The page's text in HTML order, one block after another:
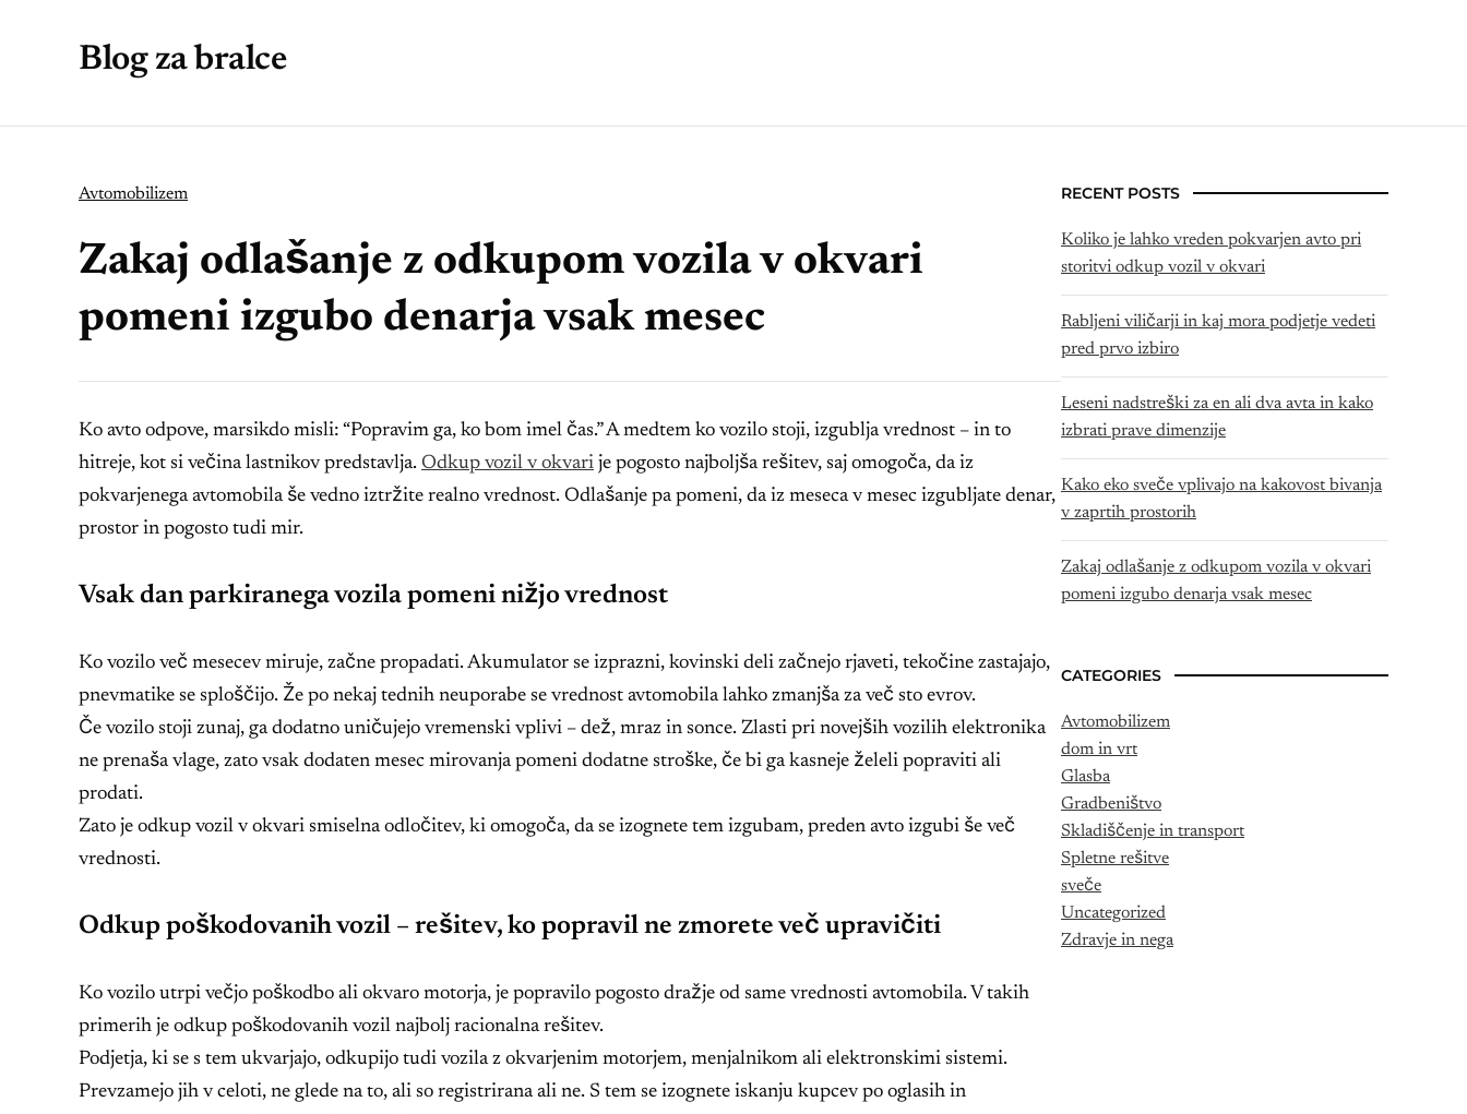
Blog za bralce
Avtomobilizem
Zakaj odlašanje z odkupom vozila v okvari
pomeni izgubo denarja vsak mesec
Ko avto odpove, marsikdo misli: “Popravim ga, ko bom imel čas.” A medtem ko vozilo stoji, izgublja vrednost – in to
hitreje, kot si večina lastnikov predstavlja. Odkup vozil v okvari je pogosto najboljša rešitev, saj omogoča, da iz
pokvarjenega avtomobila še vedno iztržite realno vrednost. Odlašanje pa pomeni, da iz meseca v mesec izgubljate denar,
prostor in pogosto tudi mir.
Vsak dan parkiranega vozila pomeni nižjo vrednost
Ko vozilo več mesecev miruje, začne propadati. Akumulator se izprazni, kovinski deli začnejo rjaveti, tekočine zastajajo,
pnevmatike se sploščijo. Že po nekaj tednih neuporabe se vrednost avtomobila lahko zmanjša za več sto evrov.
Če vozilo stoji zunaj, ga dodatno uničujejo vremenski vplivi – dež, mraz in sonce. Zlasti pri novejših vozilih elektronika
ne prenaša vlage, zato vsak dodaten mesec mirovanja pomeni dodatne stroške, če bi ga kasneje želeli popraviti ali
prodati.
Zato je odkup vozil v okvari smiselna odločitev, ki omogoča, da se izognete tem izgubam, preden avto izgubi še več
vrednosti.
Odkup poškodovanih vozil – rešitev, ko popravil ne zmorete več upravičiti
Ko vozilo utrpi večjo poškodbo ali okvaro motorja, je popravilo pogosto dražje od same vrednosti avtomobila. V takih
primerih je odkup poškodovanih vozil najbolj racionalna rešitev.
Podjetja, ki se s tem ukvarjajo, odkupijo tudi vozila z okvarjenim motorjem, menjalnikom ali elektronskimi sistemi.
Prevzamejo jih v celoti, ne glede na to, ali so registrirana ali ne. S tem se izognete iskanju kupcev po oglasih in
RECENT POSTS
Koliko je lahko vreden pokvarjen avto pri
storitvi odkup vozil v okvari
Rabljeni viličarji in kaj mora podjetje vedeti
pred prvo izbiro
Leseni nadstreški za en ali dva avta in kako
izbrati prave dimenzije
Kako eko sveče vplivajo na kakovost bivanja
v zaprtih prostorih
Zakaj odlašanje z odkupom vozila v okvari
pomeni izgubo denarja vsak mesec
CATEGORIES
Avtomobilizem
dom in vrt
Glasba
Gradbeništvo
Skladiščenje in transport
Spletne rešitve
sveče
Uncategorized
Zdravje in nega